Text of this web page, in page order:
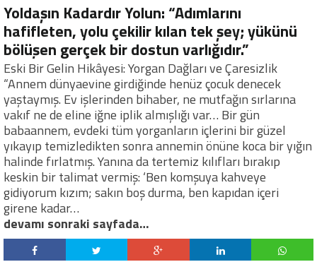
Yoldaşın Kadardır Yolun: “Adımlarını
hafifleten, yolu çekilir kılan tek şey; yükünü
bölüşen gerçek bir dostun varlığıdır.”
Eski Bir Gelin Hikâyesi: Yorgan Dağları ve Çaresizlik
“Annem dünyaevine girdiğinde henüz çocuk denecek
yaştaymış. Ev işlerinden bihaber, ne mutfağın sırlarına
vakıf ne de eline iğne iplik almışlığı var… Bir gün
babaannem, evdeki tüm yorganların içlerini bir güzel
yıkayıp temizledikten sonra annemin önüne koca bir yığın
halinde fırlatmış. Yanına da tertemiz kılıfları bırakıp
keskin bir talimat vermiş: ‘Ben komşuya kahveye
gidiyorum kızım; sakın boş durma, ben kapıdan içeri
girene kadar…
devamı sonraki sayfada…